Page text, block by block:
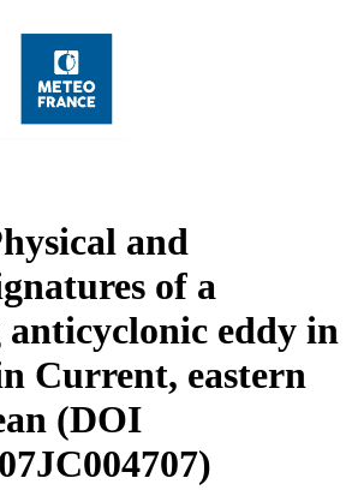
and
of a
anticyclonic eddy in
Current, eastern
(DOI